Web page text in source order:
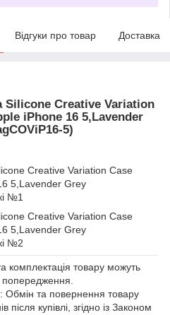
Відгуки про товар Доставка
Creative Variation
iPhone 16 5,Lavender
5)
комплектація товару можуть
попередження.
Обмін та повернення товару
після купівлі, згідно із Законом